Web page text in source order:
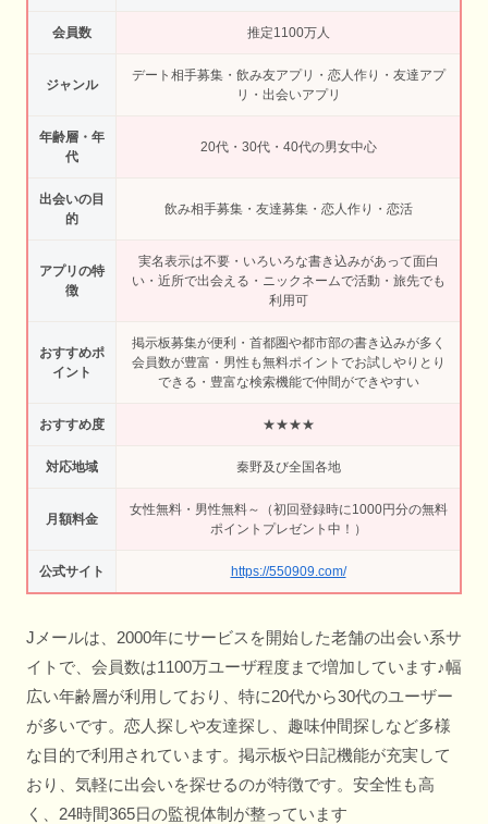
会員数 推定1100万人
ジャンル
デート相手募集・飲み友アプリ・恋人作り・友達アプ
リ・出会いアプリ
年齢層・年
代
20代・30代・40代の男女中心
出会いの目
的
飲み相手募集・友達募集・恋人作り・恋活
アプリの特
徴
実名表示は不要・いろいろな書き込みがあって面白
い・近所で出会える・ニックネームで活動・旅先でも
利用可
おすすめポ
イント
掲示板募集が便利・首都圏や都市部の書き込みが多く
会員数が豊富・男性も無料ポイントでお試しやりとり
できる・豊富な検索機能で仲間ができやすい
おすすめ度 ★★★★
対応地域 秦野及び全国各地
月額料金
女性無料・男性無料～（初回登録時に1000円分の無料
ポイントプレゼント中！）
公式サイト https://550909.com/
Jメールは、2000年にサービスを開始した老舗の出会い系サ
イトで、会員数は1100万ユーザ程度まで増加しています♪幅
広い年齢層が利用しており、特に20代から30代のユーザー
が多いです。恋人探しや友達探し、趣味仲間探しなど多様
な目的で利用されています。掲示板や日記機能が充実して
おり、気軽に出会いを探せるのが特徴です。安全性も高
く、24時間365日の監視体制が整っています